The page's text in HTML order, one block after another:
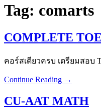
Tag: comarts
COMPLETE
คอร์สเดียวครบ เตรียมสอบ
Continue Reading →
CU-AAT MATH